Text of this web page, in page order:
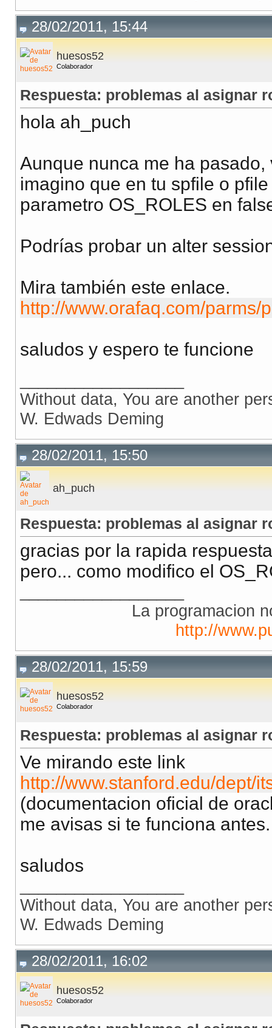
28/02/2011, 15:44
huesos52
Colaborador
Respuesta: problemas al asignar
hola ah_puch
Aunque nunca me ha
imagino que en tu spfile o
parametro OS_ROLES en
Podrías probar un alter
Mira también este enlace.
http://www.orafaq.com/parms/
saludos y espero te funcione
Without data, You are another
W. Edwads Deming
28/02/2011, 15:50
ah_puch
Respuesta: problemas al asignar
gracias por la rapida
pero... como modifico el
La programacion
http://
28/02/2011, 15:59
huesos52
Colaborador
Respuesta: problemas al asignar
Ve mirando este link
http://www.stanford.edu/dept/
(documentacion oficial de
me avisas si te funciona antes.
saludos
Without data, You are another
W. Edwads Deming
28/02/2011, 16:02
huesos52
Colaborador